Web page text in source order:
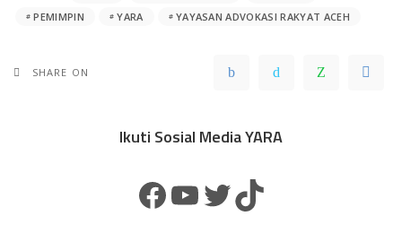
PEMIMPIN
YARA YAYASAN ADVOKASI RAKYAT ACEH
SHARE ON
Ikuti Sosial Media YARA